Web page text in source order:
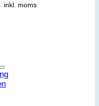
inkl. moms